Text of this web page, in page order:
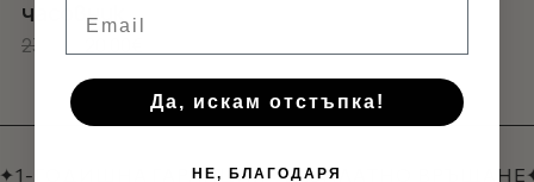
часовник
23.53
23.53€.
е:
20.00€.
1-ГОДИШНА ГАРАНЦИЯ✦БЕЗПЛАТНО ВРЪЩАНЕ
Да, искам отстъпка!
НЕ, БЛАГОДАРЯ